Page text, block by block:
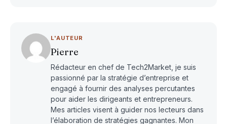
L'AUTEUR
Pierre
Rédacteur en chef de Tech2Market, je suis
passionné par la stratégie d’entreprise et
engagé à fournir des analyses percutantes
pour aider les dirigeants et entrepreneurs.
Mes articles visent à guider nos lecteurs dans
l’élaboration de stratégies gagnantes. Mon